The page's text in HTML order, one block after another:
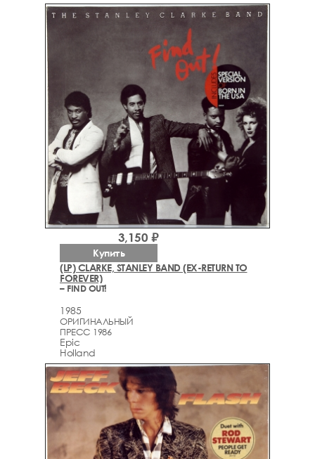
(LP) CLARKE, STANLEY BAND (EX-RETURN TO
FOREVER)
– FIND OUT!
1985
ОРИГИНАЛЬНЫЙ
ПРЕСС 1986
Epic
Holland
3,150 ₽
Купить